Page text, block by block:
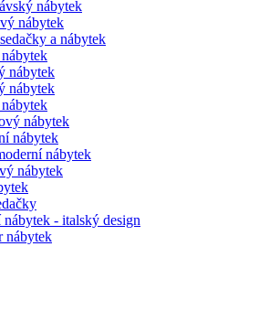
nábytek
nábytek
a nábytek
nábytek
nábytek
nábytek
nábytek
nábytek
nábytek
- italský design
nábytek